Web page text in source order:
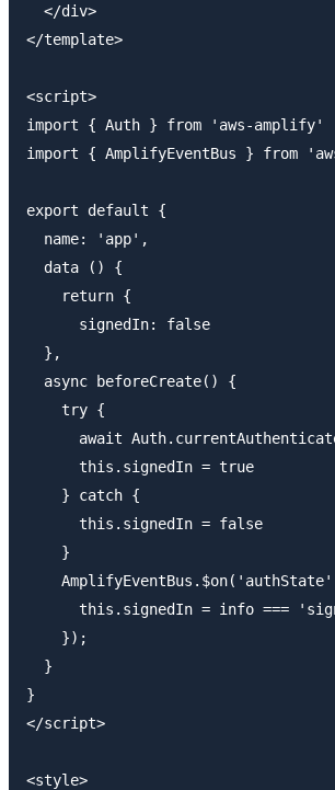
  </div>
</template>
<script>
import { Auth } from 'aws-amplify'
import { AmplifyEventBus } from
export default {
  name: 'app',
  data () {
    return {
      signedIn: false
  },
  async beforeCreate() {
    try {
await
      this.signedIn = true
    } catch {
      this.signedIn = false
    }
this.signedIn = info ===
    });
  }
}
</script>
<style>